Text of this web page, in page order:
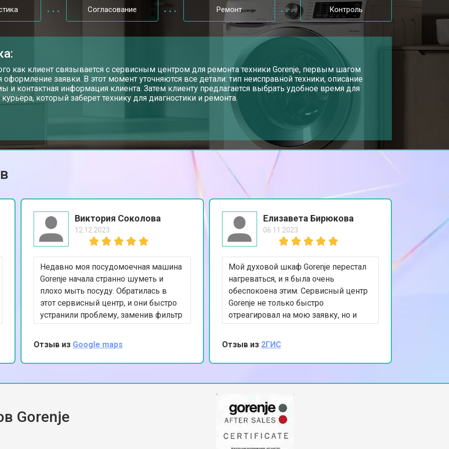
от 3700 ₽ Заказать
от 110 мин от 4200 ₽ Заказать
от 60 мин от 2800 ₽
от 3450 ₽
от 3450 ₽
от 50 мин от 2000 ₽ Заказать
от 100 мин от 3250 ₽ Заказать
от 50 мин от 2450 ₽
кнопок) от 1850 ₽
от 60 мин от 2750 ₽
от 3100 ₽
Согласование Ремонт Контроль
как клиент связывается с сервисным центром для ремонта техники Gorenje, первым шагом
оформление заявки. В этот момент уточняются все детали: тип неисправной техники, описание
и контактная информация клиента. Затем клиенту предлагается выбрать удобное время для
который заберет технику для диагностики и ремонта.
Виктория Соколова
12.12.2023
Недавно моя посудомоечная машина
Gorenje начала странно шуметь и
плохо мыть посуду. Обратилась в
этот сервисный центр, и они быстро
устранили проблему, заменив фильтр
и насос. Очень довольна результатом,
машина работает как новая. Спасибо
за вашу работу и внимание к
деталям.
Отзыв из Google maps
Елизавета Бирюкова
06.11.2023
Мой духовой шкаф Gorenje перестал
нагреваться, и я была очень
обеспокоена этим. Сервисный центр
Gorenje не только быстро
отреагировал на мою заявку, но и
эффективно устранил проблему,
заменив нагревательный элемент. Я
благодарна за их профессионализм и
качество обслуживания. Теперь мой
Отзыв из 2ГИС
Gorenje